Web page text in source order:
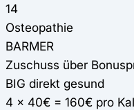
14
Osteopathie
BARMER
Zuschuss über
BIG direkt gesund
4 x 40€ = 160€ pro